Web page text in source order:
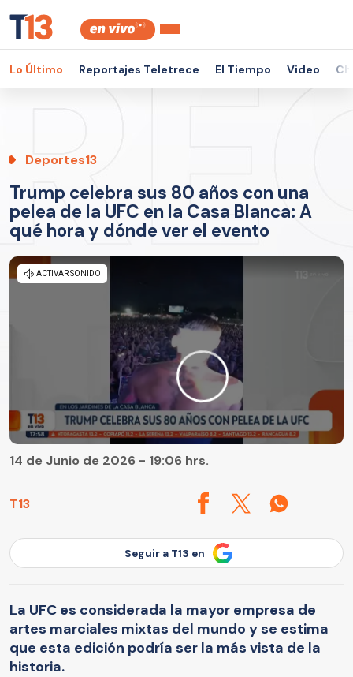
Lo Último Reportajes Teletrece El Tiempo Video
Deportes13
Trump celebra sus 80 años con una
pelea de la UFC en la Casa Blanca: A
qué hora y dónde ver el evento
T13
14 de Junio de 2026 - 19:06 hrs.
Seguir a T13 en
La UFC es considerada la mayor empresa de
artes marciales mixtas del mundo y se estima
que esta edición podría ser la más vista de la
historia.